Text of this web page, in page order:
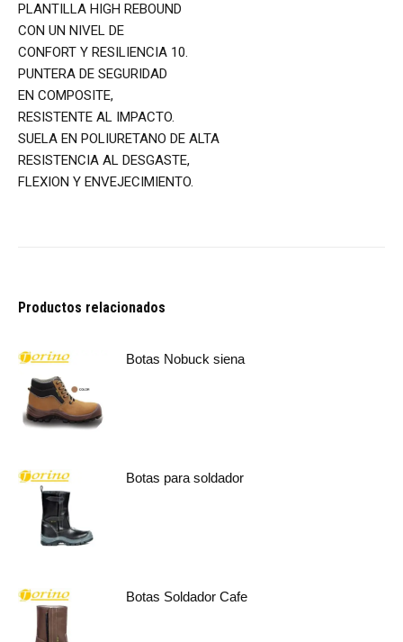
PLANTILLA HIGH REBOUND
CON UN NIVEL DE
CONFORT Y RESILIENCIA 10.
PUNTERA DE SEGURIDAD
EN COMPOSITE,
RESISTENTE AL IMPACTO.
SUELA EN POLIURETANO DE ALTA
RESISTENCIA AL DESGASTE,
FLEXION Y ENVEJECIMIENTO.
Productos relacionados
Botas Nobuck siena
Botas para soldador
Botas Soldador Cafe